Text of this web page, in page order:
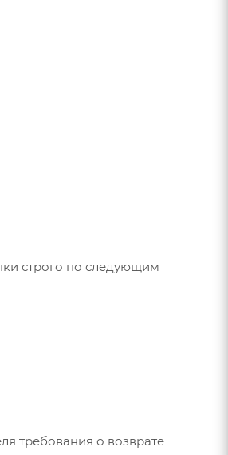
строго по следующим
требования о возврате